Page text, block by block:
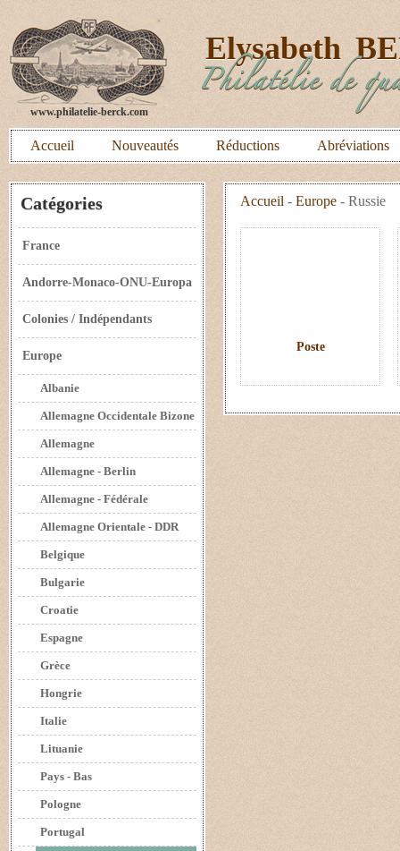
www.philatelie-berck.com
Elysabeth
Philatélie de
Accueil Nouveautés Réductions Abréviations
Catégories
France
Andorre-Monaco-ONU-Europa
Colonies / Indépendants
Europe
Albanie
Allemagne Occidentale Bizone
Allemagne
Allemagne - Berlin
Allemagne - Fédérale
Allemagne Orientale - DDR
Belgique
Bulgarie
Croatie
Espagne
Grèce
Hongrie
Italie
Lituanie
Pays - Bas
Pologne
Portugal
Accueil - Europe - Russie
Poste